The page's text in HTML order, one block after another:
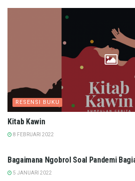
RESENSI BUKU
Kitab Kawin
8 FEBRUARI 2022
Bagaimana Ngobrol Soal Pandemi
5 JANUARI 2022